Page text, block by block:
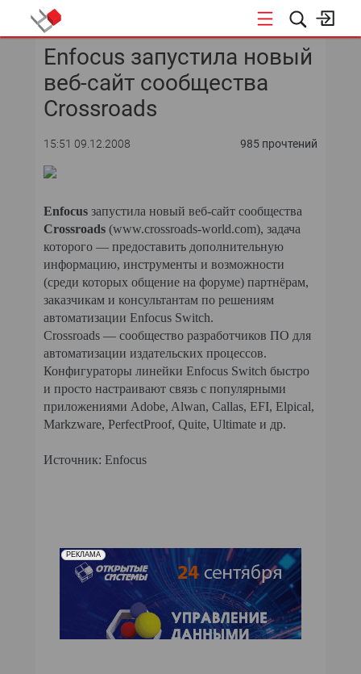
КОНФЕРЕНЦИИ
«ОТКРЫТЫЕ СИСТЕМЫ»
ИТ-ИНФРАСТРУКТУРА
БЕЗОПАСНОСТЬ
АВТОМАТИЗАЦИЯ
КОМПЬЮТЕРНЫЙ МИР
ИТ В ЗДРАВООХРАНЕНИИ
ПРЕСС-РЕЛИЗЫ
АРХИВ ЖУРНАЛОВ
ПОДПИСКА
Enfocus запустила новый
веб-сайт сообщества
Crossroads
15:51 09.12.2008 985 прочтений
Enfocus запустила новый веб-сайт сообщества
Crossroads (www.crossroads-world.com), задача
которого — предоставить дополнительную
информацию, инструменты и возможности
(среди которых общение на форуме) партнёрам,
заказчикам и консультантам по решениям
автоматизации Enfocus Switch.
Crossroads — сообщество разработчиков ПО для
автоматизации издательских процессов.
Конфигураторы линейки Enfocus Switch быстро
и просто настраивают связь с популярными
приложениями Adobe, Alwan, Callas, EFI, Elpical,
Markzware, PerfectProof, Quite, Ultimate и др.
Источник: Enfocus
РЕКЛАМА